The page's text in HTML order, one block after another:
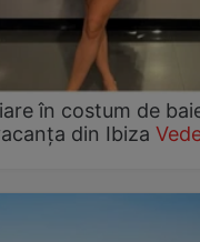
în costum de
din Ibiza